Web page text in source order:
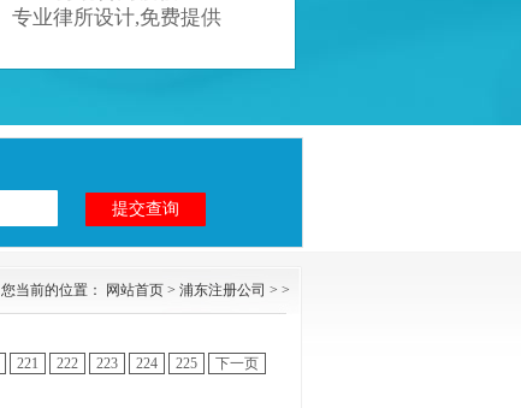
专业律所设计,免费提供
您当前的位置： 网站首页 > 浦东注册公司 > >
221 222 223 224 225 下一页